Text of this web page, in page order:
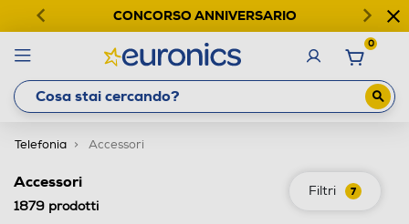
CONCORSO ANNIVERSARIO
0
Telefonia Accessori
Filtri 7
Accessori
1879 prodotti